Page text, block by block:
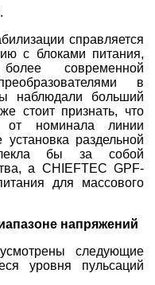
справляется
с блоками питания,
современной
в
наблюдали больший
стоит признать, что
номинала линии
раздельной
бы за собой
а CHIEFTEC GPF-
для массового
напряжений
следующие
уровня пульсаций